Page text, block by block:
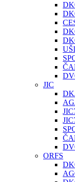
JIC
ORFS